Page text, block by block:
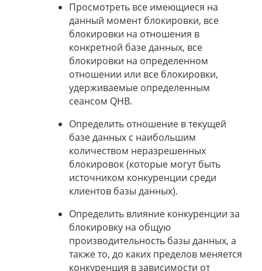
Просмотреть все имеющиеся на
данный момент блокировки, все
блокировки на отношения в
конкретной базе данных, все
блокировки на определенном
отношении или все блокировки,
удерживаемые определенным
сеансом QHB.
Определить отношение в текущей
базе данных с наибольшим
количеством неразрешенных
блокировок (которые могут быть
источником конкуренции среди
клиентов базы данных).
Определить влияние конкуренции за
блокировку на общую
производительность базы данных, а
также то, до каких пределов меняется
конкуренция в зависимости от